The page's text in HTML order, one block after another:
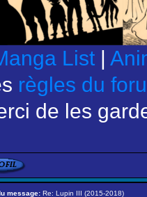
List |
règles du
de les
message: Re: Lupin III (2015-2018)